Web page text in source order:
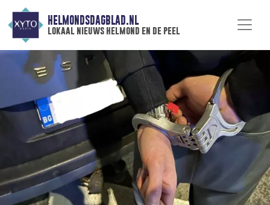
HELMONDSDAGBLAD.NL
lokaal nieuws helmond en de peel